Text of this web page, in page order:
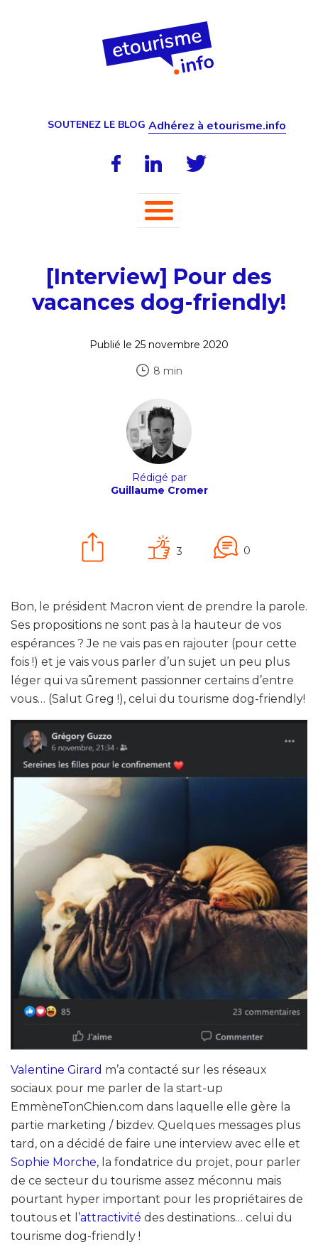
SOUTENEZ LE BLOG Adhérez à etourisme.info
[Interview] Pour des
vacances dog-friendly!
Publié le 25 novembre 2020
8 min
Rédigé par
Guillaume Cromer
3 0
Bon, le président Macron vient de prendre la parole.
Ses propositions ne sont pas à la hauteur de vos
espérances ? Je ne vais pas en rajouter (pour cette
fois !) et je vais vous parler d’un sujet un peu plus
léger qui va sûrement passionner certains d’entre
vous… (Salut Greg !), celui du tourisme dog-friendly!
Valentine Girard m’a contacté sur les réseaux
sociaux pour me parler de la start-up
EmmèneTonChien.com dans laquelle elle gère la
partie marketing / bizdev. Quelques messages plus
tard, on a décidé de faire une interview avec elle et
Sophie Morche, la fondatrice du projet, pour parler
de ce secteur du tourisme assez méconnu mais
pourtant hyper important pour les propriétaires de
toutous et l’attractivité des destinations… celui du
tourisme dog-friendly !